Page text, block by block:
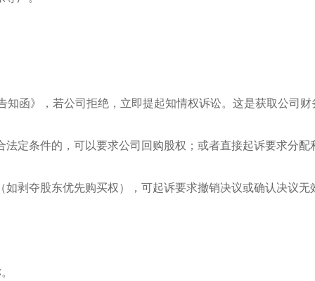
函》，若公司拒绝，立即提起知情权诉讼。这是获取公司财
定条件的，可以要求公司回购股权；或者直接起诉要求分配
剥夺股东优先购买权），可起诉要求撤销决议或确认决议无